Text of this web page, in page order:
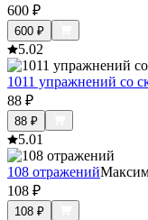
600 ₽
600 ₽
5.02
1011 упражнений со
88 ₽
88 ₽
5.01
108 отражений
108 ₽
108 ₽